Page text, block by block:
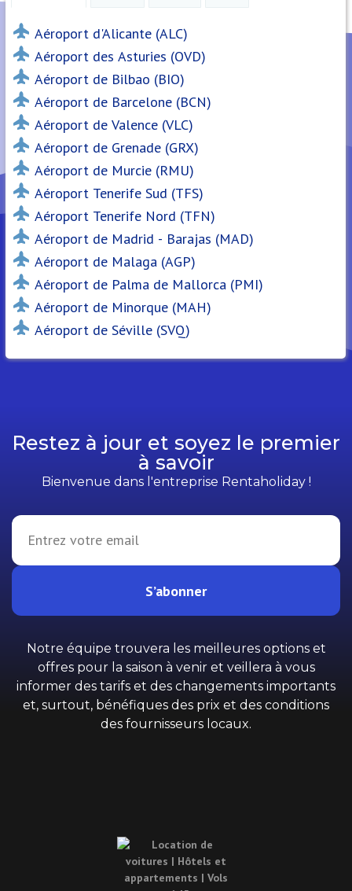
Aéroport d'Alicante (ALC)
Aéroport des Asturies (OVD)
Aéroport de Bilbao (BIO)
Aéroport de Barcelone (BCN)
Aéroport de Valence (VLC)
Aéroport de Grenade (GRX)
Aéroport de Murcie (RMU)
Aéroport Tenerife Sud (TFS)
Aéroport Tenerife Nord (TFN)
Aéroport de Madrid - Barajas (MAD)
Aéroport de Malaga (AGP)
Aéroport de Palma de Mallorca (PMI)
Aéroport de Minorque (MAH)
Aéroport de Séville (SVQ)
Restez à jour et soyez le premier
à savoir
Bienvenue dans l'entreprise Rentaholiday !
S’abonner
Notre équipe trouvera les meilleures options et
offres pour la saison à venir et veillera à vous
informer des tarifs et des changements importants
et, surtout, bénéfiques des prix et des conditions
des fournisseurs locaux.